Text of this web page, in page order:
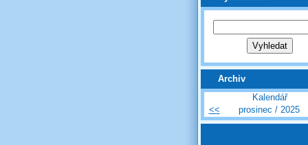
Archiv
Kalendář
<<
prosinec / 2025